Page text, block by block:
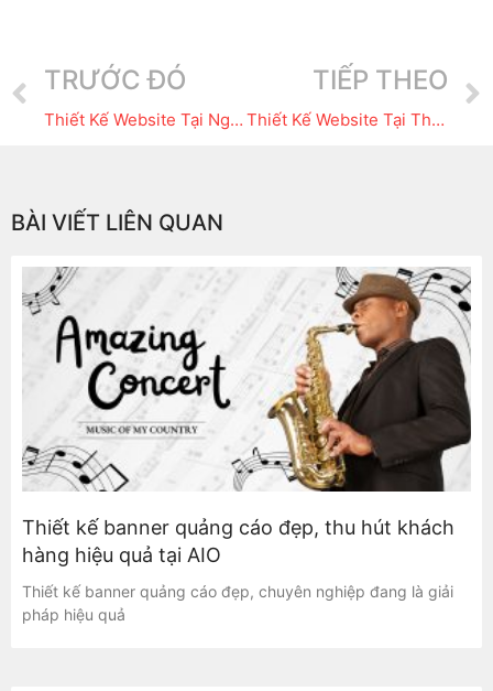
TRƯỚC ĐÓ
Thiết Kế Website Tại Nghệ An Chuẩn SEO Giá Rẻ Nhất
TIẾP THEO
Thiết Kế Website Tại Thái Nguyên Nhanh, Chuẩn SEO, Chất Lượng
BÀI VIẾT LIÊN QUAN
Thiết kế banner quảng cáo đẹp, thu hút khách
hàng hiệu quả tại AIO
Thiết kế banner quảng cáo đẹp, chuyên nghiệp đang là giải
pháp hiệu quả